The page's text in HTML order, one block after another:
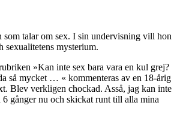
som talar om sex. I sin undervisning vill hon
sexualitetens mysterium.
»Kan inte sex bara vara en kul grej?
så mycket … « kommenteras av en 18-årig
Blev verkligen chockad. Asså, jag kan inte
6 gånger nu och skickat runt till alla mina